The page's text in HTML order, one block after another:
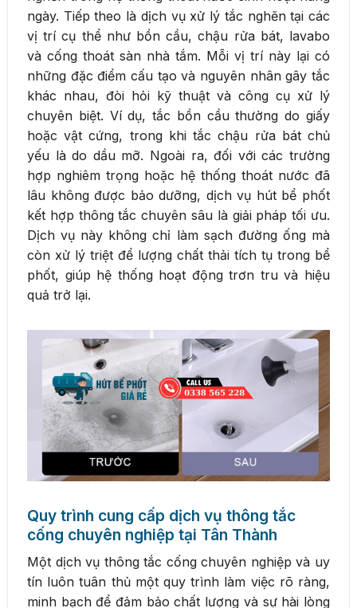
ngày. Tiếp theo là dịch vụ xử lý tắc nghẽn tại các
vị trí cụ thể như bồn cầu, chậu rửa bát, lavabo
và cống thoát sàn nhà tắm. Mỗi vị trí này lại có
những đặc điểm cấu tạo và nguyên nhân gây tắc
khác nhau, đòi hỏi kỹ thuật và công cụ xử lý
chuyên biệt. Ví dụ, tắc bồn cầu thường do giấy
hoặc vật cứng, trong khi tắc chậu rửa bát chủ
yếu là do dầu mỡ. Ngoài ra, đối với các trường
hợp nghiêm trọng hoặc hệ thống thoát nước đã
lâu không được bảo dưỡng, dịch vụ hút bể phốt
kết hợp thông tắc chuyên sâu là giải pháp tối ưu.
Dịch vụ này không chỉ làm sạch đường ống mà
còn xử lý triệt để lượng chất thải tích tụ trong bể
phốt, giúp hệ thống hoạt động trơn tru và hiệu
quả trở lại.
Quy trình cung cấp dịch vụ thông tắc
cống chuyên nghiệp tại Tân Thành
Một dịch vụ thông tắc cống chuyên nghiệp và uy
tín luôn tuân thủ một quy trình làm việc rõ ràng,
minh bạch để đảm bảo chất lượng và sự hài lòng